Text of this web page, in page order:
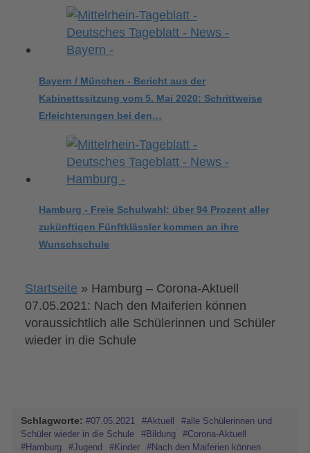
Bayern / München - Bericht aus der
Kabinettssitzung vom 5. Mai 2020: Schrittweise
Erleichterungen bei den…
Hamburg - Freie Schulwahl: über 94 Prozent aller
zukünftigen Fünftklässler kommen an ihre
Wunschschule
Startseite » Hamburg – Corona-Aktuell
07.05.2021: Nach den Maiferien können
voraussichtlich alle Schülerinnen und Schüler
wieder in die Schule
Schlagworte: #07.05.2021 #Aktuell
#alle Schülerinnen und
Schüler wieder in die Schule
#Bildung
#Corona-Aktuell
#Hamburg
#Jugend #Kinder
#Nach den Maiferien können